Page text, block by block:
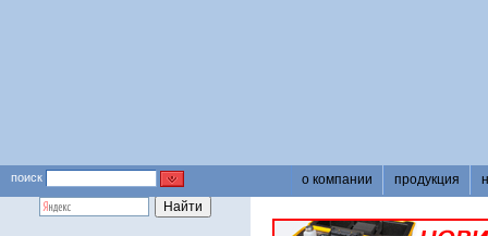
поиск о компании продукция